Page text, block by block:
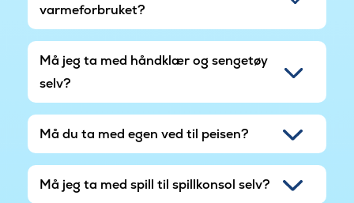
varmeforbruket?
Må jeg ta med håndklær og sengetøy
selv?
Må du ta med egen ved til peisen?
Må jeg ta med spill til spillkonsol selv?